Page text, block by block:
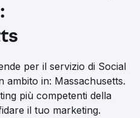
per il servizio di Social
ambito in: Massachusetts.
più competenti della
il tuo marketing.